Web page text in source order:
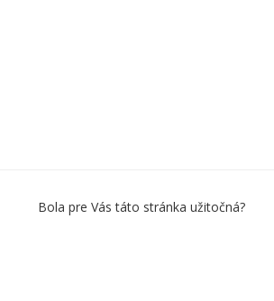
Bola pre Vás táto stránka užitočná?